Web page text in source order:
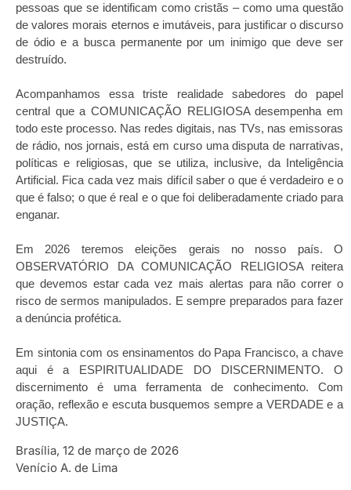
pessoas que se identificam como cristãs – como uma questão
de valores morais eternos e imutáveis, para justificar o discurso
de ódio e a busca permanente por um inimigo que deve ser
destruído.
Acompanhamos essa triste realidade sabedores do papel
central que a COMUNICAÇÃO RELIGIOSA desempenha em
todo este processo. Nas redes digitais, nas TVs, nas emissoras
de rádio, nos jornais, está em curso uma disputa de narrativas,
políticas e religiosas, que se utiliza, inclusive, da Inteligência
Artificial. Fica cada vez mais difícil saber o que é verdadeiro e o
que é falso; o que é real e o que foi deliberadamente criado para
enganar.
​Em 2026 teremos eleições gerais no nosso país. O
OBSERVATÓRIO DA COMUNICAÇÃO RELIGIOSA reitera
que devemos estar cada vez mais alertas para não correr o
risco de sermos manipulados. E sempre preparados para fazer
a denúncia profética.
Em sintonia com os ensinamentos do Papa Francisco, a chave
aqui é a ESPIRITUALIDADE DO DISCERNIMENTO. O
discernimento é uma ferramenta de conhecimento. Com
oração, reflexão e escuta busquemos sempre a VERDADE e a
JUSTIÇA.
Brasília, 12 de março de 2026
Venício A. de Lima